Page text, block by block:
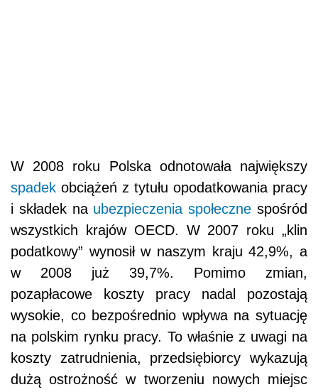
W 2008 roku Polska odnotowała największy
spadek obciążeń z tytułu opodatkowania pracy
i składek na ubezpieczenia społeczne spośród
wszystkich krajów OECD. W 2007 roku „klin
podatkowy” wynosił w naszym kraju 42,9%, a
w 2008 już 39,7%. Pomimo zmian,
pozapłacowe koszty pracy nadal pozostają
wysokie, co bezpośrednio wpływa na sytuację
na polskim rynku pracy. To właśnie z uwagi na
koszty zatrudnienia, przedsiębiorcy wykazują
dużą ostrożność w tworzeniu nowych miejsc